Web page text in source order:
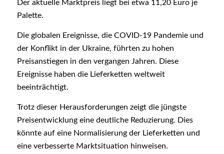
Der aktuelle Marktpreis liegt bei etwa 11,20 Euro je
Palette.
Die globalen Ereignisse, die COVID-19 Pandemie und
der Konflikt in der Ukraine, führten zu hohen
Preisanstiegen in den vergangen Jahren. Diese
Ereignisse haben die Lieferketten weltweit
beeinträchtigt.
Trotz dieser Herausforderungen zeigt die jüngste
Preisentwicklung eine deutliche Reduzierung. Dies
könnte auf eine Normalisierung der Lieferketten und
eine verbesserte Marktsituation hinweisen.